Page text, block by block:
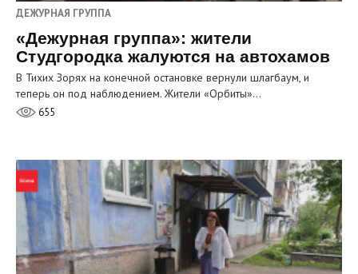
ДЕЖУРНАЯ ГРУППА
«Дежурная группа»: жители
Студгородка жалуются на автохамов
В Тихих Зорях на конечной остановке вернули шлагбаум, и
теперь он под наблюдением. Жители «Орбиты»…
655